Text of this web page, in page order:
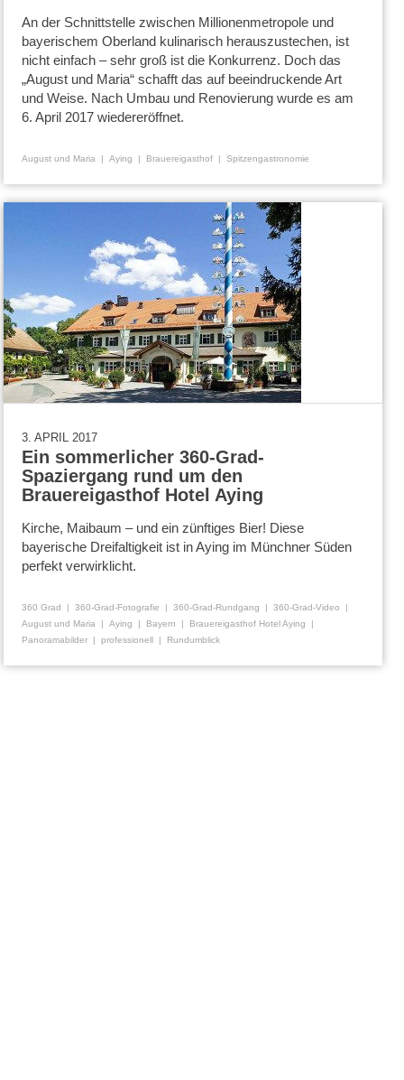
An der Schnittstelle zwischen Millionenmetropole und
bayerischem Oberland kulinarisch herauszustechen, ist
nicht einfach – sehr groß ist die Konkurrenz. Doch das
„August und Maria“ schafft das auf beeindruckende Art
und Weise. Nach Umbau und Renovierung wurde es am
6. April 2017 wiedereröffnet.
August und Maria Aying Brauereigasthof Spitzengastronomie
3. APRIL 2017
Ein sommerlicher 360-Grad-
Spaziergang rund um den
Brauereigasthof Hotel Aying
Kirche, Maibaum – und ein zünftiges Bier! Diese
bayerische Dreifaltigkeit ist in Aying im Münchner Süden
perfekt verwirklicht.
360 Grad 360-Grad-Fotografie 360-Grad-Rundgang
360-Grad-Video
August und Maria
Aying Bayern
Brauereigasthof Hotel Aying
Panoramabilder
professionell Rundumblick